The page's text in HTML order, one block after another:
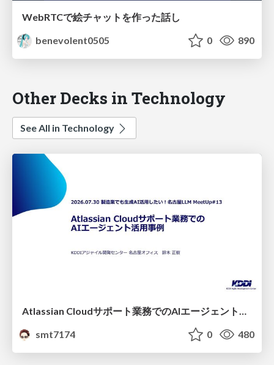
WebRTCで絵チャットを作った話し
benevolent0505
0 890
Other Decks in Technology
See All in Technology
smt7174
0 480